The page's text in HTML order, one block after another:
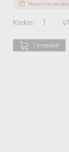
Neturime
Kiekis
Į krepšelį